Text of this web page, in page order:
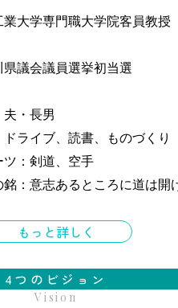
業大学専門職大学院客員教授
県議会議員選挙初当選
夫・長男
ドライブ、読書、ものづくり
ツ：剣道、空手
銘：意志あるところに道は開
もっと詳しく
4つのビジョン
Vision